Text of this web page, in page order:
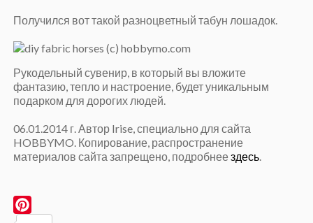
Получился вот такой разноцветный табун лошадок.
Рукодельный сувенир, в который вы вложите
фантазию, тепло и настроение, будет уникальным
подарком для дорогих людей.
06.01.2014 г. Автор Irise, специально для сайта
HOBBYMO. Копирование, распространение
материалов сайта запрещено, подробнеездесь.